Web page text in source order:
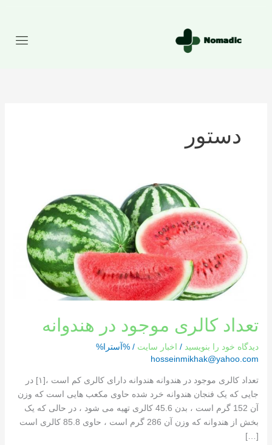
دستور
تعداد کالری موجود در هندوانه
دیدگاه‌ خود را بنویسید / اخبار سایت / %آسترا%
hosseinmikhak@yahoo.com
تعداد کالری موجود در هندوانه هندوانه دارای کالری کم است ،[١] در
جایی که یک فنجان هندوانه خرد شده حاوی مکعب هایی است که وزن
آن 152 گرم است ، بدن 45.6 کالری تهیه می شود ، در حالی که یک
بخش از هندوانه که وزن آن 286 گرم است ، حاوی 85.8 کالری است
[…]
هندوانه